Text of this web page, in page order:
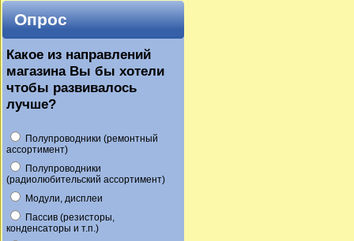
Опрос
Какое из направлений
магазина Вы бы хотели
чтобы развивалось
лучше?
Полупроводники (ремонтный
ассортимент)
Полупроводники
(радиолюбительский ассортимент)
Модули, дисплеи
Пассив (резисторы,
конденсаторы и т.п.)